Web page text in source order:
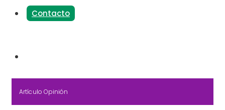
Contacto
Artículo Opinión